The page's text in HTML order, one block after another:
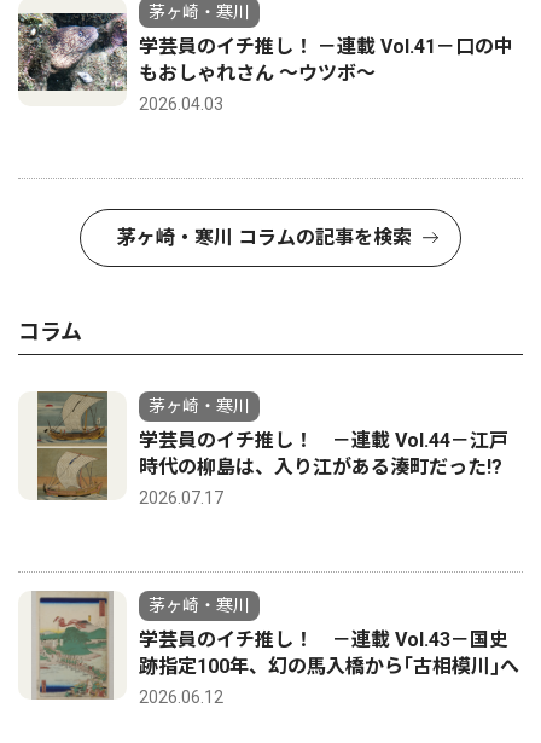
茅ヶ崎・寒川
学芸員のイチ推し！ －連載 Vol.41－口の中
もおしゃれさん ～ウツボ～
2026.04.03
茅ヶ崎・寒川 コラムの記事を検索
コラム
茅ヶ崎・寒川
学芸員のイチ推し！ －連載 Vol.44－江戸
時代の柳島は、入り江がある湊町だった!?
2026.07.17
茅ヶ崎・寒川
学芸員のイチ推し！ －連載 Vol.43－国史
跡指定100年、幻の馬入橋から｢古相模川｣へ
2026.06.12